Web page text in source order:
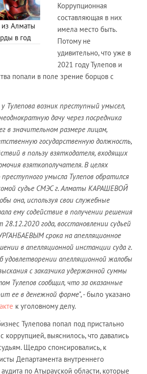
Алматы
в год
Коррупционная
составляющая в них
имела место быть.
Потому не
удивительно, что уже в
2021 году Тулепов и
попали в поле зрение борцов с
Тулепова возник преступный умысел,
дачу через посредника
в значительном размере лицам,
государственную должность,
в пользу взяткодателя, входящих
взяткополучателя. В целях
преступного умысла Тулепов обратился
судье СМЭС г. Алматы КАРАШЕВОЙ
она, используя свои служебные
ему содействие в получении решения
года, восстановлении судьей
срока на апелляционное
в апелляционной инстанции суда г.
удовлетворении апелляционной жалобы
с заказчика удержанной суммы
Тулепов сообщил, что за оказанные
ее в денежной форме", - было указано
к уголовному делу.
Тулепова попал под пристально
коррупцией, выяснилось, что давались
Щедро спонсировались, к
Департамента внутреннего
аудита по Атырауской области, которые